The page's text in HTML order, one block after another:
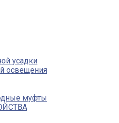
усадки
освещения
муфты